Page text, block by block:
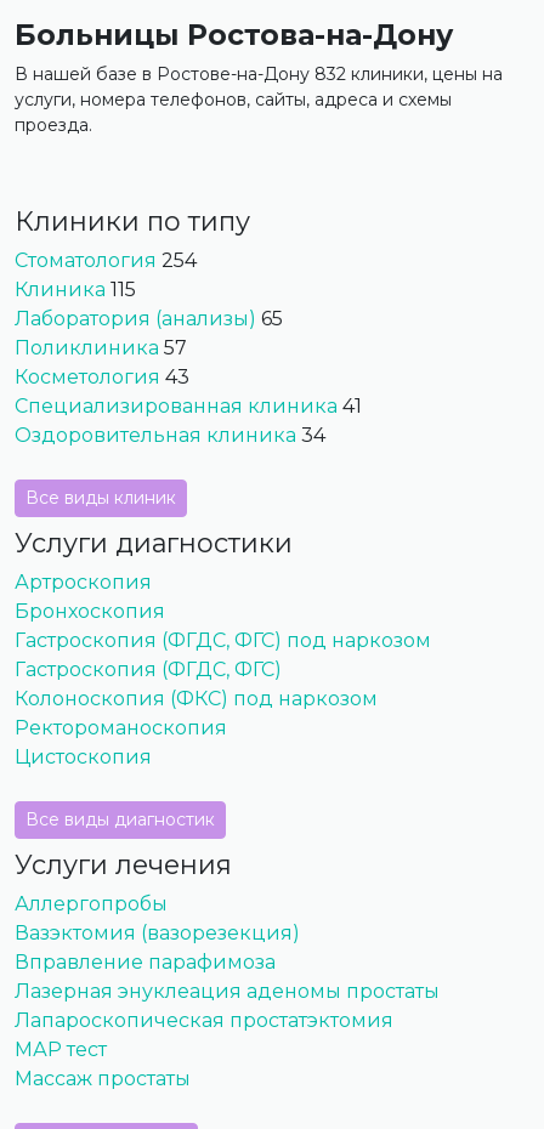
Больницы Ростова-на-Дону
В нашей базе в Ростове-на-Дону 832 клиники, цены на
услуги, номера телефонов, сайты, адреса и схемы
проезда.
Клиники по типу
Стоматология 254
Клиника 115
Лаборатория (анализы) 65
Поликлиника 57
Косметология 43
Специализированная клиника 41
Оздоровительная клиника 34
Все виды клиник
Услуги диагностики
Артроскопия
Бронхоскопия
Гастроскопия (ФГДС, ФГС) под наркозом
Гастроскопия (ФГДС, ФГС)
Колоноскопия (ФКС) под наркозом
Ректороманоскопия
Цистоскопия
Все виды диагностик
Услуги лечения
Аллергопробы
Вазэктомия (вазорезекция)
Вправление парафимоза
Лазерная энуклеация аденомы простаты
Лапароскопическая простатэктомия
МАР тест
Массаж простаты